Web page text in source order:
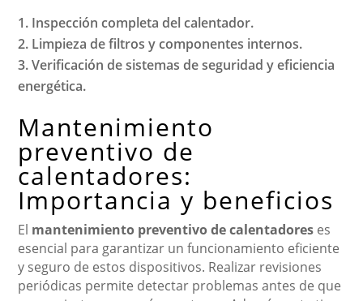
Inspección completa del calentador.
Limpieza de filtros y componentes internos.
Verificación de sistemas de seguridad y eficiencia
energética.
Mantenimiento
preventivo de
calentadores:
Importancia y beneficios
El mantenimiento preventivo de calentadores es
esencial para garantizar un funcionamiento eficiente
y seguro de estos dispositivos. Realizar revisiones
periódicas permite detectar problemas antes de que